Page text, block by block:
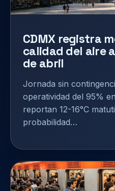
CDMX registra
calidad del aire
de abril
Jornada sin
operatividad del 95%
reportan 12-16°C
probabilidad…